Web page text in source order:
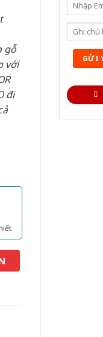
gỗ
với
đi